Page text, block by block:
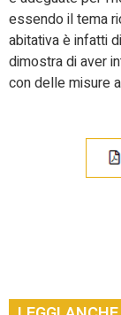
essendo il tema
abitativa è infatti
dimostra di aver
con delle misure